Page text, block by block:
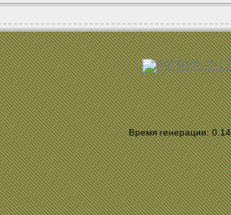
Время генерации: